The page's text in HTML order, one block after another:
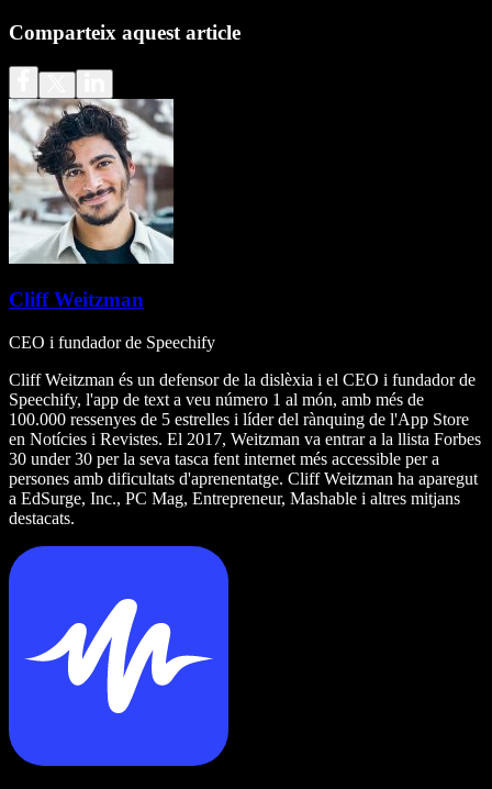
Comparteix aquest article
Cliff Weitzman
CEO i fundador de Speechify
Cliff Weitzman és un defensor de la dislèxia i el CEO i fundador de
Speechify, l'app de text a veu número 1 al món, amb més de
100.000 ressenyes de 5 estrelles i líder del rànquing de l'App Store
en Notícies i Revistes. El 2017, Weitzman va entrar a la llista Forbes
30 under 30 per la seva tasca fent internet més accessible per a
persones amb dificultats d'aprenentatge. Cliff Weitzman ha aparegut
a EdSurge, Inc., PC Mag, Entrepreneur, Mashable i altres mitjans
destacats.